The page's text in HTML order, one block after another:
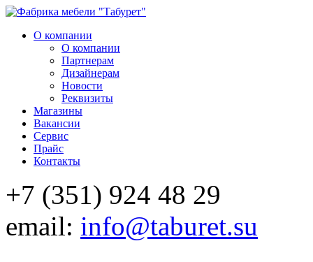
О компании
О компании
Партнерам
Дизайнерам
Новости
Реквизиты
Магазины
Вакансии
Сервис
Прайс
Контакты
+7 (351) 924 48 29
email: info@taburet.su